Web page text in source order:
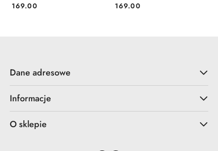
Cena:
169.00 Cena:
169.00
Dane adresowe
Informacje
O sklepie